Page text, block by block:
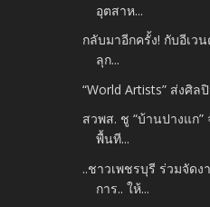
อุตสาห...
กลับมาอีกครั้ง! กับอีเว
ลุก...
“World Artists” ส่งศิล
สวพส. ชู “บ้านปางแก
พื้นที...
..ชาวเพชรบุรี ร่วมจัด
การ.. ให้...